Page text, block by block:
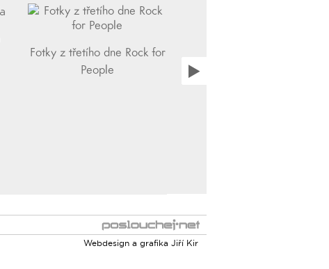
Fotky z třetího dne Rock for
People
Webdesign a grafika Jiří Kir